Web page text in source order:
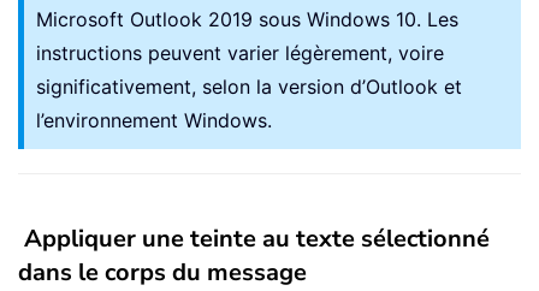
Microsoft Outlook 2019 sous Windows 10. Les
instructions peuvent varier légèrement, voire
significativement, selon la version d’Outlook et
l’environnement Windows.
Appliquer une teinte au texte sélectionné
dans le corps du message